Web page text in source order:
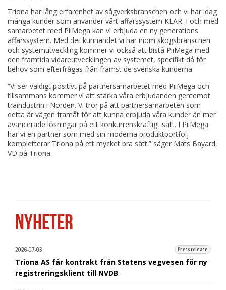
Triona har lång erfarenhet av sågverksbranschen och vi har idag
många kunder som använder vårt affärssystem KLAR. I och med
samarbetet med PiiMega kan vi erbjuda en ny generations
affärssystem. Med det kunnandet vi har inom skogsbranschen
och systemutveckling kommer vi också att bistå PiiMega med
den framtida vidareutvecklingen av systemet, specifikt då för
behov som efterfrågas från främst de svenska kunderna.
“Vi ser väldigt positivt på partnersamarbetet med PiiMega och
tillsammans kommer vi att stärka våra erbjudanden gentemot
träindustrin i Norden. Vi tror på att partnersamarbeten som
detta är vägen framåt för att kunna erbjuda våra kunder än mer
avancerade lösningar på ett konkurrenskraftigt sätt. I PiiMega
har vi en partner som med sin moderna produktportfölj
kompletterar Triona på ett mycket bra sätt.” säger Mats Bayard,
VD på Triona.
NYHETER
2026-07-03 Pressrelease
Triona AS får kontrakt från Statens vegvesen för ny
registreringsklient till NVDB